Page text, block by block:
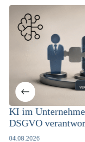
Wer
verantwortlich?